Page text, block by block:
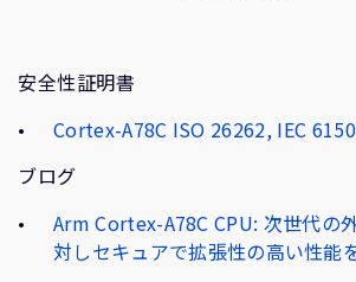
安全性証明書
Cortex-A78C ISO 26262, IEC
ブログ
Arm Cortex-A78C CPU: 次世代の
対しセキュアで拡張性の高い性能